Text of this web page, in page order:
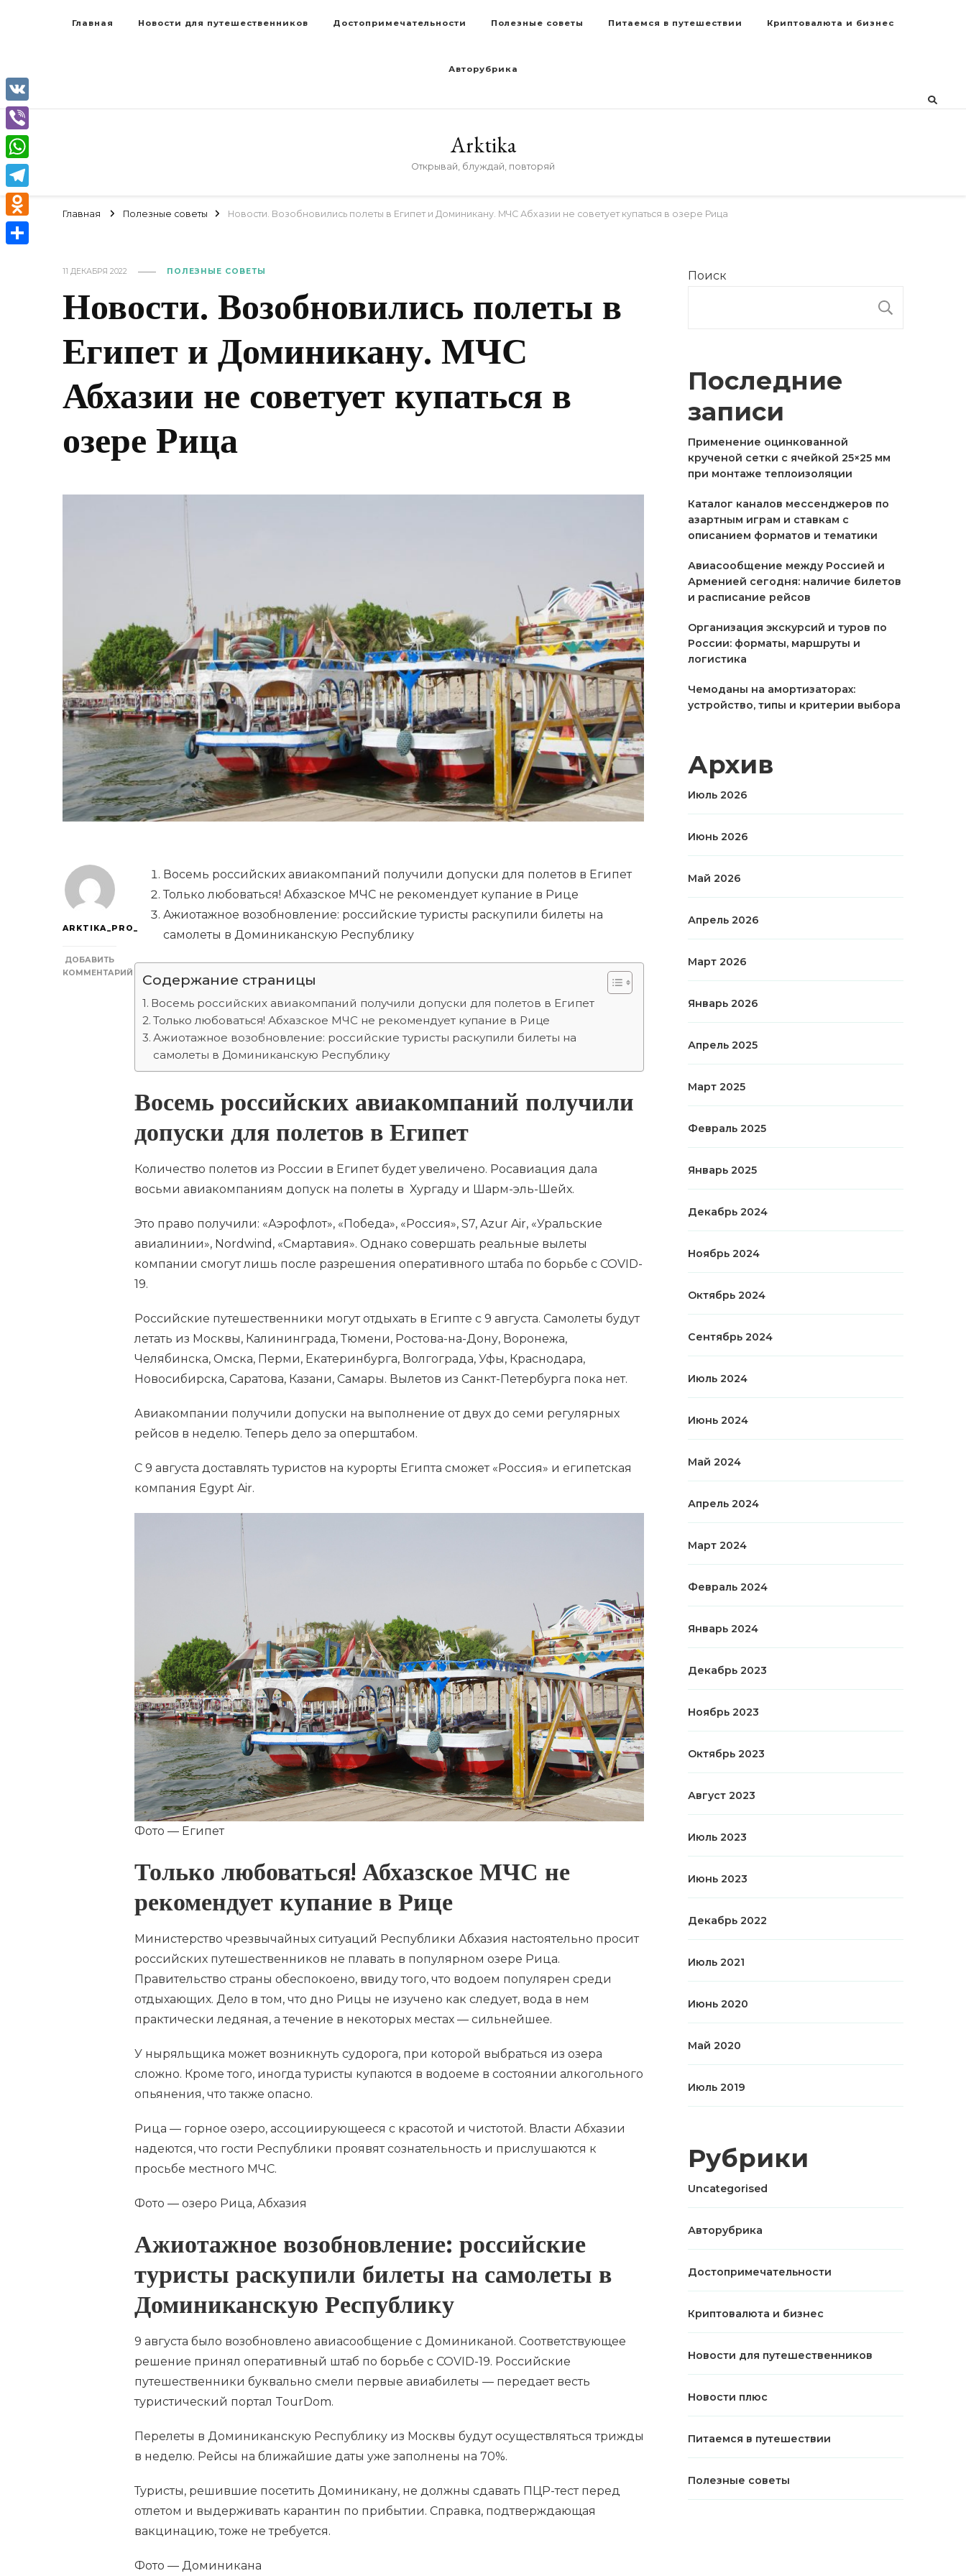
Главная Новости для путешественников Достопримечательности Полезные советы Питаемся в путешествии Криптовалюта и бизнес
Авторубрика
Arktika
Открывай, блуждай, повторяй
Главная Полезные советы Новости. Возобновились полеты в Египет и Доминикану. МЧС Абхазии не советует купаться в озере Рица
11 ДЕКАБРЯ 2022 ПОЛЕЗНЫЕ СОВЕТЫ
Новости. Возобновились полеты в
Египет и Доминикану. МЧС
Абхазии не советует купаться в
озере Рица
ARKTIKA_PRO_
ДОБАВИТЬ
КОММЕНТАРИЙ
ВОЗОБНОВИЛИСЬ
Восемь российских авиакомпаний получили допуски для полетов в Египет
Только любоваться! Абхазское МЧС не рекомендует купание в Рице
Ажиотажное возобновление: российские туристы раскупили билеты на
самолеты в Доминиканскую Республику
Содержание страницы
Восемь российских авиакомпаний получили допуски для полетов в Египет
Только любоваться! Абхазское МЧС не рекомендует купание в Рице
Ажиотажное возобновление: российские туристы раскупили билеты на
самолеты в Доминиканскую Республику
Восемь российских авиакомпаний получили
допуски для полетов в Египет
Количество полетов из России в Египет будет увеличено. Росавиация дала
восьми авиакомпаниям допуск на полеты в Хургаду и Шарм-эль-Шейх.
Это право получили: «Аэрофлот», «Победа», «Россия», S7, Azur Air, «Уральские
авиалинии», Nordwind, «Смартавия». Однако совершать реальные вылеты
компании смогут лишь после разрешения оперативного штаба по борьбе с COVID-
19.
Российские путешественники могут отдыхать в Египте с 9 августа. Самолеты будут
летать из Москвы, Калининграда, Тюмени, Ростова-на-Дону, Воронежа,
Челябинска, Омска, Перми, Екатеринбурга, Волгограда, Уфы, Краснодара,
Новосибирска, Саратова, Казани, Самары. Вылетов из Санкт-Петербурга пока нет.
Авиакомпании получили допуски на выполнение от двух до семи регулярных
рейсов в неделю. Теперь дело за оперштабом.
С 9 августа доставлять туристов на курорты Египта сможет «Россия» и египетская
компания Еgypt Air.
Фото — Египет
Только любоваться! Абхазское МЧС не
рекомендует купание в Рице
Министерство чрезвычайных ситуаций Республики Абхазия настоятельно просит
российских путешественников не плавать в популярном озере Рица.
Правительство страны обеспокоено, ввиду того, что водоем популярен среди
отдыхающих. Дело в том, что дно Рицы не изучено как следует, вода в нем
практически ледяная, а течение в некоторых местах — сильнейшее.
У ныряльщика может возникнуть судорога, при которой выбраться из озера
сложно. Кроме того, иногда туристы купаются в водоеме в состоянии алкогольного
опьянения, что также опасно.
Рица — горное озеро, ассоциирующееся с красотой и чистотой. Власти Абхазии
надеются, что гости Республики проявят сознательность и прислушаются к
просьбе местного МЧС.
Фото — озеро Рица, Абхазия
Ажиотажное возобновление: российские
туристы раскупили билеты на самолеты в
Доминиканскую Республику
9 августа было возобновлено авиасообщение с Доминиканой. Соответствующее
решение принял оперативный штаб по борьбе с COVID-19. Российские
путешественники буквально смели первые авиабилеты — передает весть
туристический портал TourDom.
Перелеты в Доминиканскую Республику из Москвы будут осуществляться трижды
в неделю. Рейсы на ближайшие даты уже заполнены на 70%.
Туристы, решившие посетить Доминикану, не должны сдавать ПЦР-тест перед
отлетом и выдерживать карантин по прибытии. Справка, подтверждающая
вакцинацию, тоже не требуется.
Фото — Доминикана
Поиск
Последние
записи
Применение оцинкованной
крученой сетки с ячейкой 25×25 мм
при монтаже теплоизоляции
Каталог каналов мессенджеров по
азартным играм и ставкам с
описанием форматов и тематики
Авиасообщение между Россией и
Арменией сегодня: наличие билетов
и расписание рейсов
Организация экскурсий и туров по
России: форматы, маршруты и
логистика
Чемоданы на амортизаторах:
устройство, типы и критерии выбора
Архив
Июль 2026
Июнь 2026
Май 2026
Апрель 2026
Март 2026
Январь 2026
Апрель 2025
Март 2025
Февраль 2025
Январь 2025
Декабрь 2024
Ноябрь 2024
Октябрь 2024
Сентябрь 2024
Июль 2024
Июнь 2024
Май 2024
Апрель 2024
Март 2024
Февраль 2024
Январь 2024
Декабрь 2023
Ноябрь 2023
Октябрь 2023
Август 2023
Июль 2023
Июнь 2023
Декабрь 2022
Июль 2021
Июнь 2020
Май 2020
Июль 2019
Рубрики
Uncategorised
Авторубрика
Достопримечательности
Криптовалюта и бизнес
Новости для путешественников
Новости плюс
Питаемся в путешествии
Полезные советы
VK
Viber
WhatsApp
Telegram
Odnoklassniki